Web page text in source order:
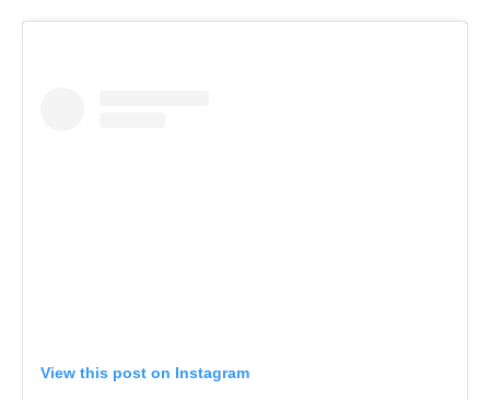
View this post on Instagram